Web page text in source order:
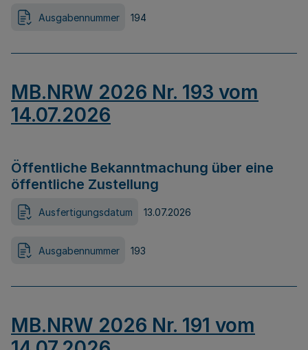
Ausgabennummer 194
MB.NRW 2026 Nr. 193 vom
14.07.2026
Öffentliche Bekanntmachung über eine
öffentliche Zustellung
Ausfertigungsdatum 13.07.2026
Ausgabennummer 193
MB.NRW 2026 Nr. 191 vom